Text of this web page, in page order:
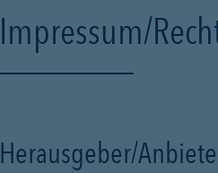
Impressum/
Herausgeber/